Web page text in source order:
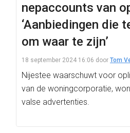
nepaccounts van
‘Aanbiedingen die
om waar te zijn’
18 september 2024 16:06 door Tom
Nijestee waarschuwt voor
van de woningcorporatie,
valse advertenties.